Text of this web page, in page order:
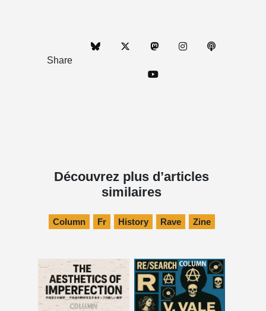
Share
Découvrez plus d’articles
similaires
Column Fr History Rave Zine